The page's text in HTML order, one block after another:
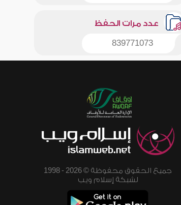
عدد مرات الحفظ
839771073
جميع الحقوق محفوظة © 2026 - 1998
لشبكة إسلام ويب